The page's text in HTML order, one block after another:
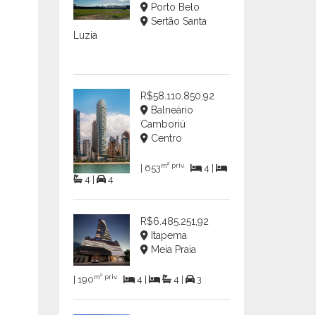
Porto Belo
Sertão Santa
Luzia
R$58.110.850,92
Balneário
Camboriú
Centro
| 653m² priv.
4 |
4 |
4
R$6.485.251,92
Itapema
Meia Praia
| 190m² priv. 4 | 4 | 3